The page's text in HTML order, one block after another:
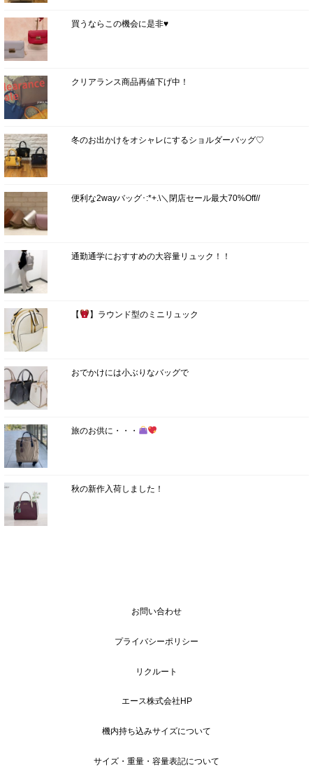
買うならこの機会に是非♥
クリアランス商品再値下げ中！
冬のお出かけをオシャレにするショルダーバッグ♡
便利な2wayバッグ･:*+.\＼閉店セール最大70%Off//
通勤通学におすすめの大容量リュック！！
【 】ラウンド型のミニリュック
おでかけには小ぶりなバッグで
旅のお供に・・・
秋の新作入荷しました！
お問い合わせ
プライバシーポリシー
リクルート
エース株式会社HP
機内持ち込みサイズについて
サイズ・重量・容量表記について